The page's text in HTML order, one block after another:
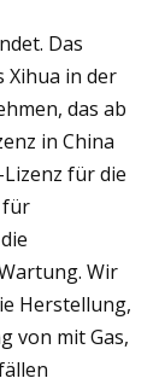
Das
Xihua in der
das ab
in China
für die
für
Wir
Herstellung,
von mit Gas,